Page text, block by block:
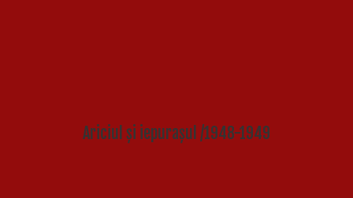
Ariciul și iepurașul /1948-1949